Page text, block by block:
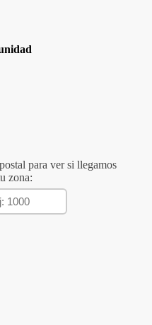
para ver si llegamos
zona: